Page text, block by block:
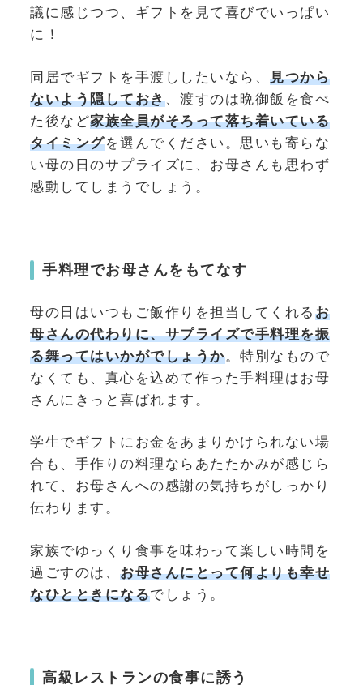
議に感じつつ、ギフトを見て喜びでいっぱい
に！
同居でギフトを手渡ししたいなら、 見つから
ないよう隠しておき、渡すのは晩御飯を食べ
た後など家族全員がそろって落ち着いている
タイミングを選んでください。思いも寄らな
い母の日のサプライズに、お母さんも思わず
感動してしまうでしょう。
手料理でお母さんをもてなす
母の日はいつもご飯作りを担当してくれる お
母さんの代わりに、サプライズで手料理を振
る舞ってはいかがでしょうか。特別なもので
なくても、真心を込めて作った手料理はお母
さんにきっと喜ばれます。
学生でギフトにお金をあまりかけられない場
合も、手作りの料理ならあたたかみが感じら
れて、お母さんへの感謝の気持ちがしっかり
伝わります。
家族でゆっくり食事を味わって楽しい時間を
過ごすのは、 お母さんにとって何よりも幸せ
なひとときになるでしょう。
高級レストランの食事に誘う